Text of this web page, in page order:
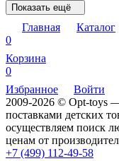
Показать ещё
Главная
Каталог
0
Корзина
0
Избранное
Войти
2009-2026 © Opt-toys
поставками детских
осуществляем поиск
ценам от
+7 (499) 112-49-58